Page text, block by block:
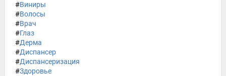
#Виниры
#Волосы
#Врач
#Глаз
#Дерма
#Диспансер
#Диспансеризация
#Здоровье